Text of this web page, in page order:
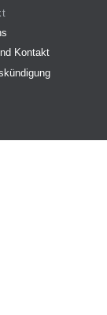
Kontakt